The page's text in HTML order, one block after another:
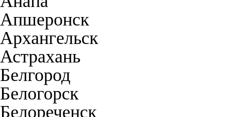
Апшеронск
Архангельск
Астрахань
Белгород
Белогорск
Белореченск